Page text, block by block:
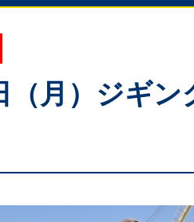
（月）ジギン